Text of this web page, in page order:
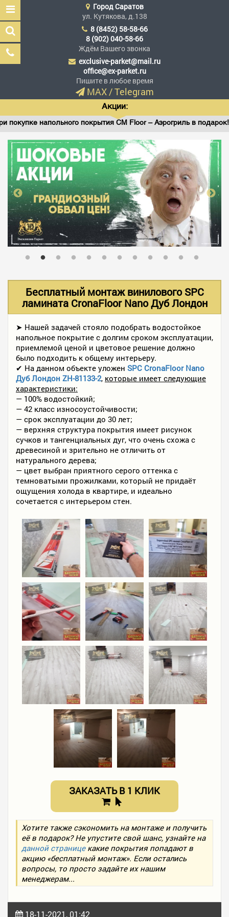
Эксклюзив Паркет
Мы сделали эксклюзив
доступным
ГЛАВНАЯ
АССОРТИМЕНТ
В НАЛИЧИИ
АКЦИИ
ФОТО РАБОТ
КОНТАКТЫ
ПОЛЕЗНОЕ
ГородСаратов
ул. Кутякова, д.138
8 (8452) 58-58-66
8 (902) 040-58-66
Ждём Вашего звонка
exclusive-parket@mail.ru
office@ex-parket.ru
Пишите в любое время
MAX/Telegram
Акции:
напольного покрытия CM Floor – Аэрогриль в подарок!
Бесплатный монтаж винилового SPC
ламината CronaFloor Nano Дуб Лондон
➤ Нашей задачей стояло подобрать водостойкое
напольное покрытие с долгим сроком эксплуатации,
приемлемой ценой и цветовое решение должно
было подходить к общему интерьеру.
✔ На данном объекте уложен SPC CronaFloor Nano
Дуб Лондон ZH-81133-2, которые имеет следующие
характеристики:
— 100% водостойкий;
— 42 класс износоустойчивости;
— срок эксплуатации до 30 лет;
— верхняя структура покрытия имеет рисунок
сучков и тангенциальных дуг, что очень схожа с
древесиной и зрительно не отличить от
натурального дерева;
— цвет выбран приятного серого оттенка с
темноватыми прожилками, который не придаёт
ощущения холода в квартире, и идеально
сочетается с интерьером стен.
ЗАКАЗАТЬ В 1 КЛИК
Хотите также сэкономить на монтаже и получить
её в подарок? Не упустите свой шанс, узнайте на
данной страницекакие покрытия попадают в
акцию «бесплатный монтаж». Если остались
вопросы, то просто задайте их нашим
менеджерам...
18-11-2021, 01:42